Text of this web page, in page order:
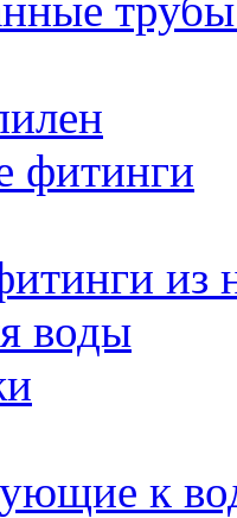
фитинги
из
воды
к